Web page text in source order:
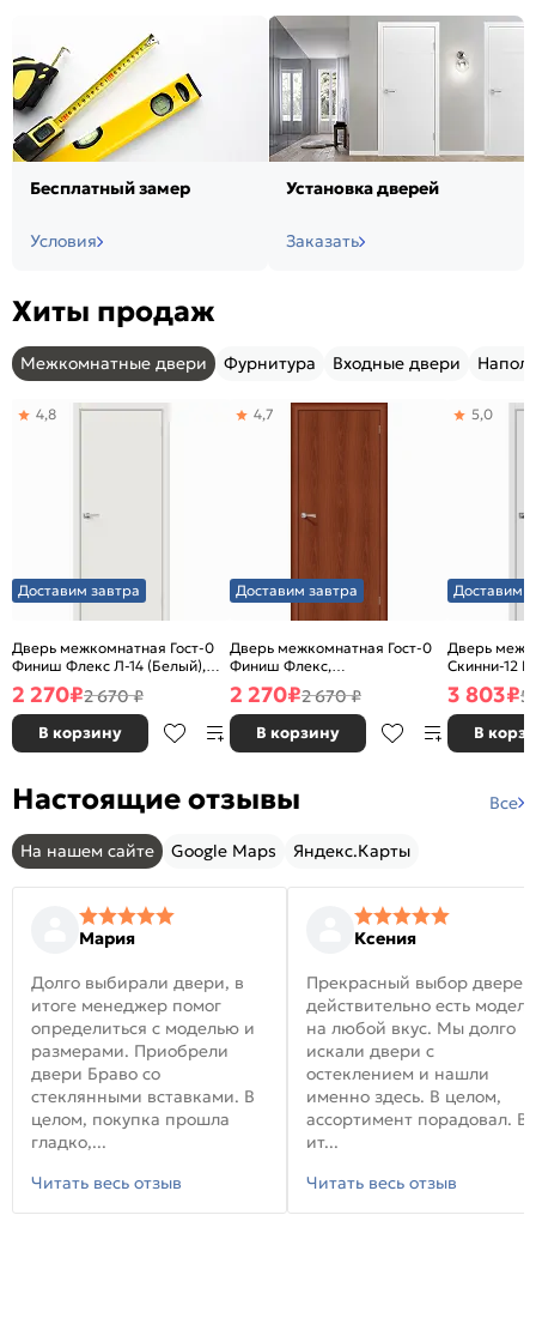
Бесплатный замер
Условия
Установка дверей
Заказать
Хиты продаж
Межкомнатные двери Фурнитура Входные двери
Доставим завтра
Дверь межкомнатная Гост-0
Финиш Флекс Л-14 (Белый),
глухая, каркасно-щитовая
4,8
2 270₽2 670 ₽
В корзину
Доставим завтра
Дверь межкомнатная Гост-0
Финиш Флекс,
Ламинированные Л-11
(ИталОрех), глухая, каркасно-
щитовая
4,7
2 270₽2 670 ₽
В корзину
Доставим
Дверь
Скинни-12
глухая,
5,0
3 803₽5
В
Настоящие отзывы Все
На нашем сайте Google Maps Яндекс.Карты
Мария
Долго выбирали двери, в
итоге менеджер помог
определиться с моделью и
размерами. Приобрели
двери Браво со
стеклянными вставками. В
целом, покупка прошла
гладко,...
Читать весь отзыв
Ксения
Прекрасный выбор
действительно есть модели
на любой вкус. Мы долго
искали двери с
остеклением и нашли
именно здесь. В целом,
ассортимент порадовал. В
ит...
Читать весь отзыв